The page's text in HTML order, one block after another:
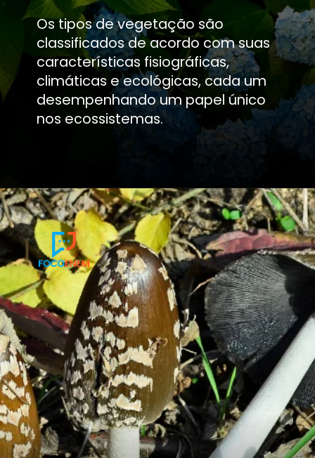
Os tipos de vegetação são
classificados de acordo com suas
características fisiográficas,
climáticas e ecológicas, cada um
desempenhando um papel único
nos ecossistemas.